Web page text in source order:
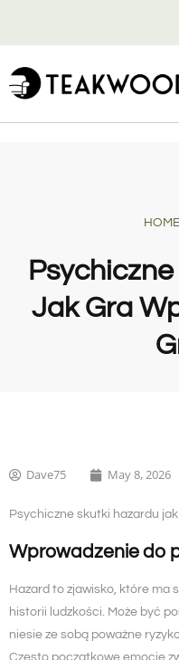
HOME
Jak Gra
Dave75 May 8, 2026
Psychiczne skutki hazardu
Wprowadzenie do
Hazard to zjawisko, które ma
historii ludzkości. Może być
niesie ze sobą poważne
Często początkowe emocje